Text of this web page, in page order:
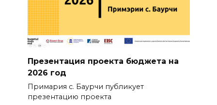
Презентация проекта бюджета на
2026 год
Примария с. Баурчи публикует
презентацию проекта